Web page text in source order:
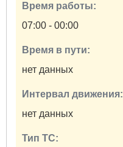
Время работы:
07:00 - 00:00
Время в пути:
нет данных
Интервал движения:
нет данных
Тип ТС: